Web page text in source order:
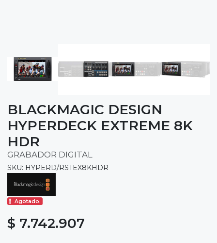
BLACKMAGIC DESIGN
HYPERDECK EXTREME 8K
HDR
GRABADOR DIGITAL
SKU: HYPERD/RSTEX8KHDR
Agotado.
$ 7.742.907